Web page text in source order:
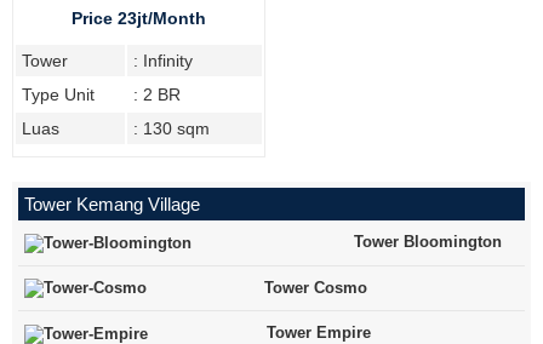
Price 23jt/Month
Tower
: Infinity
Type Unit
: 2 BR
Luas
: 130 sqm
Tower Kemang Village
Tower Bloomington
Tower Cosmo
Tower Empire